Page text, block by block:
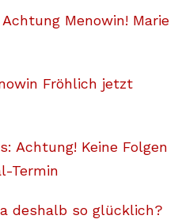
Menowin! Marie
Fröhlich jetzt
Achtung! Keine Folgen
Termin
deshalb so glücklich?